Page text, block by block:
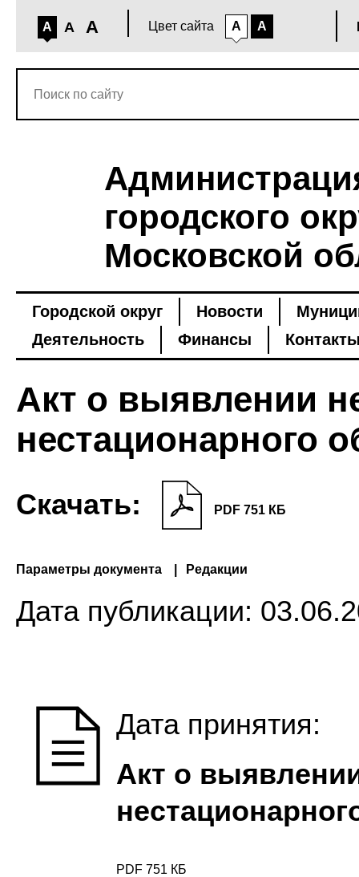
A A A Цвет сайта A A
городского
Московской
Городской округ Новости
Деятельность
Финансы
Акт о выявлении
нестационарного
Скачать: PDF 751 КБ
Параметры документа Редакции
Дата публикации:
Дата принятия:
Акт о
PDF 751 КБ